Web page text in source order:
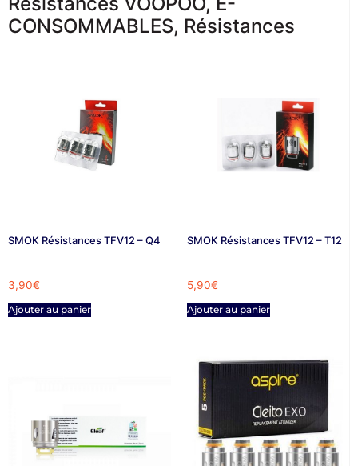
CONSOMMABLES, Résistances
SMOK Résistances TFV12 – Q4
3,90€
Ajouter au panier
SMOK Résistances TFV12 – T12
5,90€
Ajouter au panier